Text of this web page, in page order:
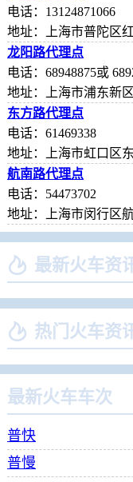
电话：13124871066
地址：上海市普陀区
龙阳路代理点
电话：68948875或
东方路代理点
电话：61469338
地址：上海市虹口区
航南路代理点
电话：54473702
地址：上海市闵行区
 最新火车资
 热门火车资
最新火车车次
普快
普慢